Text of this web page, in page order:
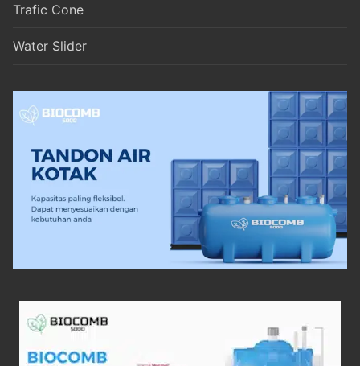
Trafic Cone
Water Slider